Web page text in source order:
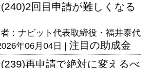
回目申請が難しくなる
：ナビット代表取締役・福井泰代
年06月04日 | 注目の助成金
再申請で絶対に変えるべ